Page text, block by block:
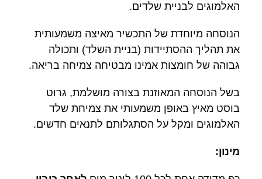
האלמוגים לבניית שלדים.
הנוסחה מיוחדת של התכשיר מאיצה משמעותית
את תהליך ההסתיידות (בניית השלד) ותכולה
גבוהה של חומצות אמינו מבטיחה צמיחה בריאה.
בשל הנוסחה המאוזנת בצורה מושלמת, גרוט
בוסט מאיץ באופן משמעותי את צמיחת שלד
האלמוגים ומקל על הסתגלותם לתנאים חדשים.
מינון: